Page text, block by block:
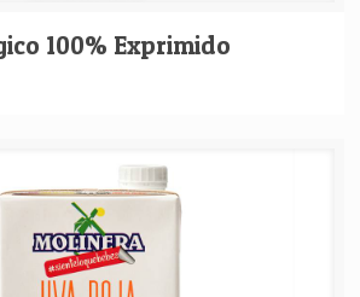
100% Exprimido